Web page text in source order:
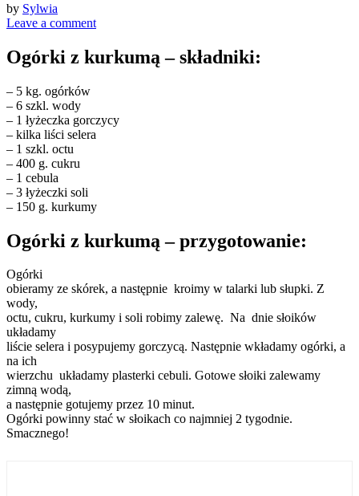
by Sylwia
Leave a comment
Ogórki z kurkumą – składniki:
– 5 kg. ogórków
– 6 szkl. wody
– 1 łyżeczka gorczycy
– kilka liści selera
– 1 szkl. octu
– 400 g. cukru
– 1 cebula
– 3 łyżeczki soli
– 150 g. kurkumy
Ogórki z kurkumą – przygotowanie:
Ogórki
obieramy ze skórek, a następnie kroimy w talarki lub słupki. Z
wody,
octu, cukru, kurkumy i soli robimy zalewę. Na dnie słoików
układamy
liście selera i posypujemy gorczycą. Następnie wkładamy ogórki, a
na ich
wierzchu układamy plasterki cebuli. Gotowe słoiki zalewamy
zimną wodą,
a następnie gotujemy przez 10 minut.
Ogórki powinny stać w słoikach co najmniej 2 tygodnie.
Smacznego!